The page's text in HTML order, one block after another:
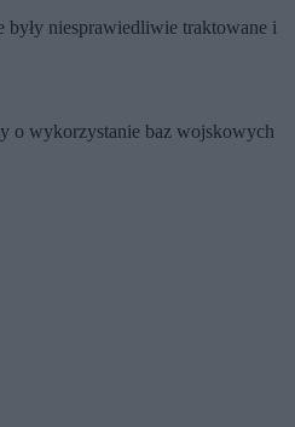
były niesprawiedliwie traktowane i
o wykorzystanie baz wojskowych